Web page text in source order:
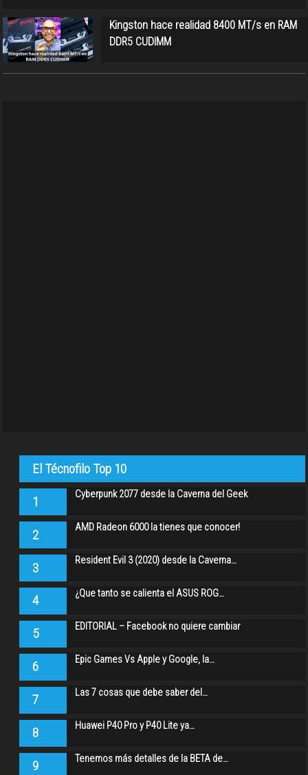
Kingston hace realidad 8400 MT/s en RAM
DDR5 CUDIMM
El Técnofilo Top 10
1 Cyberpunk 2077 desde la Caverna del Geek
2 AMD Radeon 6000 la tienes que conocer!
3 Resident Evil 3 (2020) desde la Caverna…
4 ¿Que tanto se calienta el ASUS ROG…
5 EDITORIAL – Facebook no quiere cambiar
6 Epic Games Vs Apple y Google, la…
7 Las 7 cosas que debe saber del…
8 Huawei P40 Pro y P40 Lite ya…
9 Tenemos más detalles de la BETA de…